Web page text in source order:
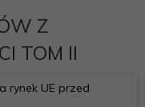
Z
TOM II
rynek UE przed